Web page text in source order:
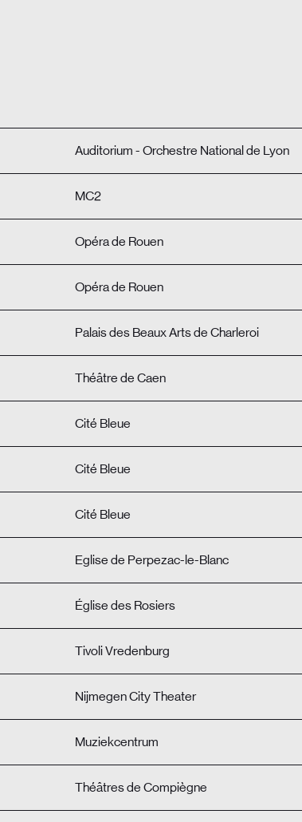
Auditorium - Orchestre National de Lyon
MC2
Opéra de Rouen
Opéra de Rouen
Palais des Beaux Arts de Charleroi
Théâtre de Caen
Cité Bleue
Cité Bleue
Cité Bleue
Eglise de Perpezac-le-Blanc
Église des Rosiers
Tivoli Vredenburg
Nijmegen City Theater
Muziekcentrum
Théâtres de Compiègne